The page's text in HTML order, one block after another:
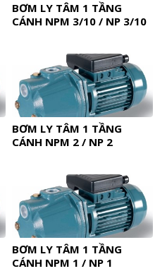
BƠM LY TÂM 1 TẦNG
CÁNH NPM 3/10 / NP 3/10
BƠM LY TÂM 1 TẦNG
CÁNH NPM 2 / NP 2
BƠM LY TÂM 1 TẦNG
CÁNH NPM 1 / NP 1